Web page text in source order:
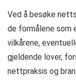
Ved å besøke
de formålene som
vilkårene,
gjeldende lover,
nettpraksis og